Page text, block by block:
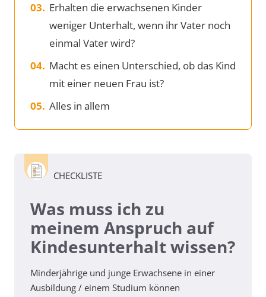
Erhalten die erwachsenen Kinder
weniger Unterhalt, wenn ihr Vater noch
einmal Vater wird?
Macht es einen Unterschied, ob das Kind
mit einer neuen Frau ist?
Alles in allem
CHECKLISTE
Was muss ich zu
meinem Anspruch auf
Kindesunterhalt wissen?
Minderjährige und junge Erwachsene in einer
Ausbildung / einem Studium können